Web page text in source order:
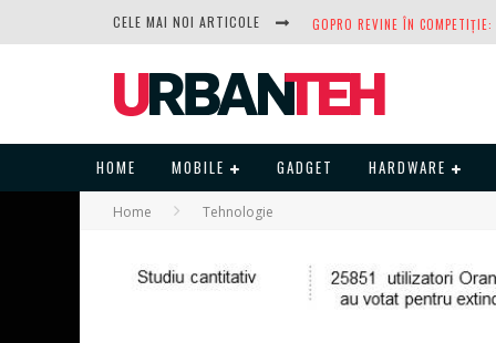
CELE MAI NOI ARTICOLE
HOME MOBILE GADGET HARDWARE
Home Tehnologie